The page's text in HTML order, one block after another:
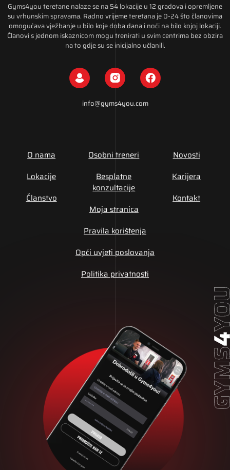
Gyms4you teretane nalaze se na 54 lokacije u 12 gradova i opremljene
su vrhunskim spravama. Radno vrijeme teretana je 0-24 što članovima
omogućava vježbanje u bilo koje doba dana i noći na bilo kojoj lokaciji.
Članovi s jednom iskaznicom mogu trenirati u svim centrima bez obzira
na to gdje su se inicijalno učlanili.
info@gyms4you.com
O nama
Lokacije
Članstvo
Osobni treneri
Besplatne
konzultacije
Moja stranica
Novosti
Karijera
Kontakt
Pravila korištenja
Opći uvjeti poslovanja
Politika privatnosti